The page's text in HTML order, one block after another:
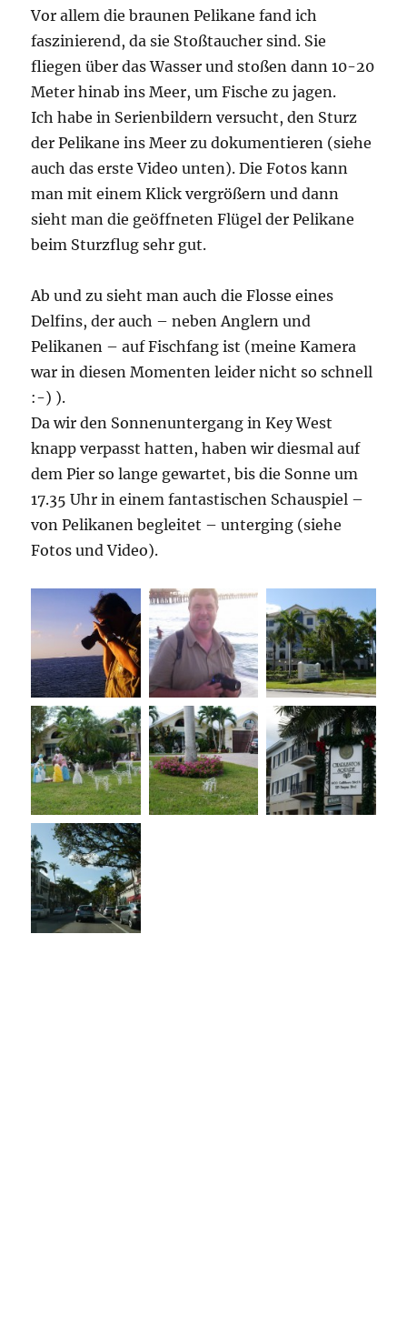
Vor allem die braunen Pelikane fand ich
faszinierend, da sie Stoßtaucher sind. Sie
fliegen über das Wasser und stoßen dann 10-20
Meter hinab ins Meer, um Fische zu jagen.
Ich habe in Serienbildern versucht, den Sturz
der Pelikane ins Meer zu dokumentieren (siehe
auch das erste Video unten). Die Fotos kann
man mit einem Klick vergrößern und dann
sieht man die geöffneten Flügel der Pelikane
beim Sturzflug sehr gut.
Ab und zu sieht man auch die Flosse eines
Delfins, der auch – neben Anglern und
Pelikanen – auf Fischfang ist (meine Kamera
war in diesen Momenten leider nicht so schnell
:-) ).
Da wir den Sonnenuntergang in Key West
knapp verpasst hatten, haben wir diesmal auf
dem Pier so lange gewartet, bis die Sonne um
17.35 Uhr in einem fantastischen Schauspiel –
von Pelikanen begleitet – unterging (siehe
Fotos und Video).